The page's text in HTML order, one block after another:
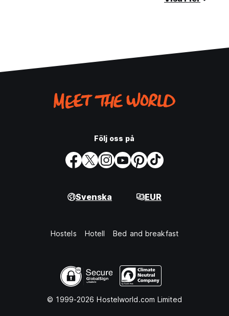
Följ oss på
Svenska EUR
Hostels Hotell Bed and breakfast
© 1999-2026 Hostelworld.com Limited